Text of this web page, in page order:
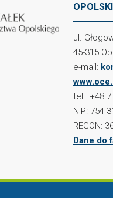
ul.
45-315
e-mail:
tel.: +48
NIP: 754
REGON:
Dane do